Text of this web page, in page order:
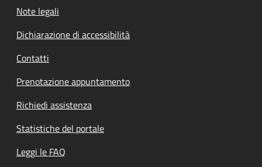
Note legali
Dichiarazione di accessibilità
Contatti
Prenotazione appuntamento
Richiedi assistenza
Statistiche del portale
Leggi le FAQ